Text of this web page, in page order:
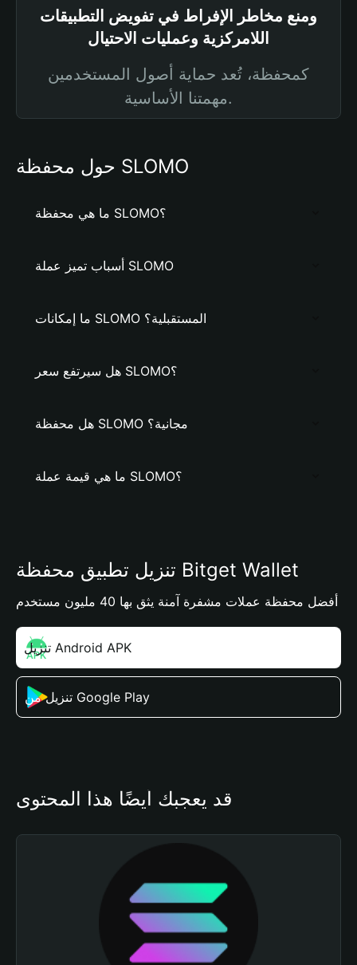
ومنع مخاطر الإفراط في تفويض التطبيقات
اللامركزية وعمليات الاحتيال
كمحفظة، تُعد حماية أصول المستخدمين
مهمتنا الأساسية.
حول محفظة SLOMO
ما هي محفظة SLOMO؟
أسباب تميز عملة SLOMO
ما إمكانات SLOMO المستقبلية؟
هل سيرتفع سعر SLOMO؟
هل محفظة SLOMO مجانية؟
ما هي قيمة عملة SLOMO؟
تنزيل تطبيق محفظة Bitget Wallet
أفضل محفظة عملات مشفرة آمنة يثق بها 40 مليون مستخدم
تنزيل Android APK
تنزيل من Google Play
قد يعجبك أيضًا هذا المحتوى